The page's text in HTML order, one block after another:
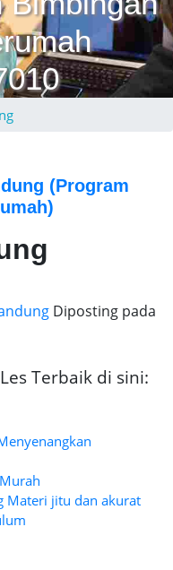
(Program
Diposting pada
Terbaik di sini:
Materi jitu dan akurat